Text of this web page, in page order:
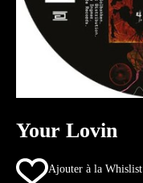
Your Lovin
Ajouter à la Whislist